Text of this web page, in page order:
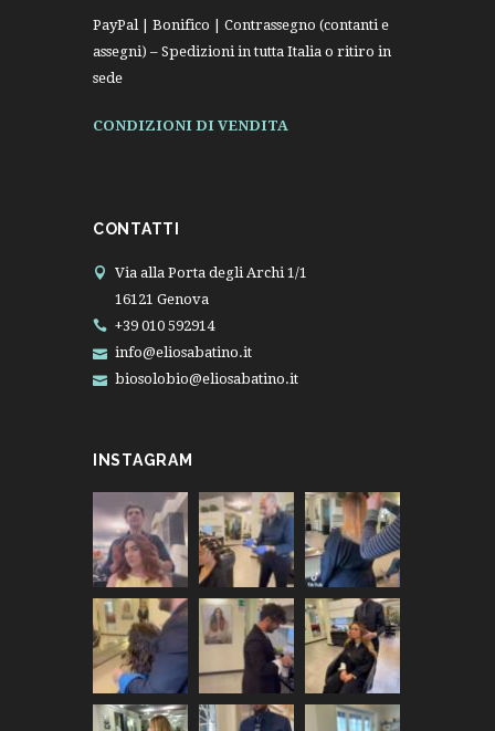
PayPal | Bonifico | Contrassegno (contanti e
assegni) – Spedizioni in tutta Italia o ritiro in
sede
CONDIZIONI DI VENDITA
CONTATTI
Via alla Porta degli Archi 1/1
16121 Genova
+39 010 592914
info@eliosabatino.it
biosolobio@eliosabatino.it
INSTAGRAM